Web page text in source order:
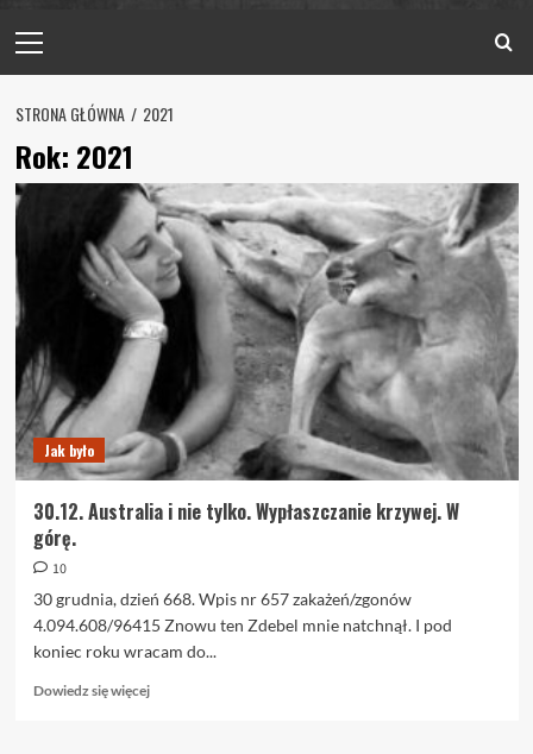
Menu
STRONA GŁÓWNA 2021
Rok: 2021
Jak było
30.12. Australia i nie tylko. Wypłaszczanie krzywej. W
górę.
10
30 grudnia, dzień 668. Wpis nr 657 zakażeń/zgonów
4.094.608/96415 Znowu ten Zdebel mnie natchnął. I pod
koniec roku wracam do...
Dowiedz się więcejDowiedz